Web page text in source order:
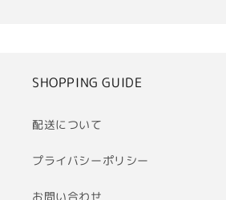
SHOPPING GUIDE
配送について
プライバシーポリシー
お問い合わせ